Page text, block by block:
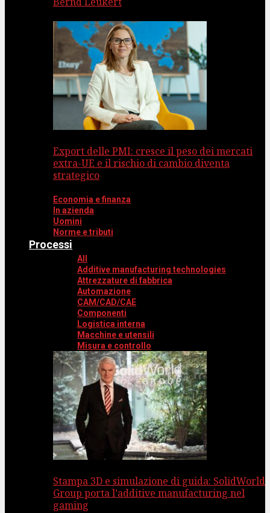
Export delle PMI: cresce il peso dei mercati
extra-UE e il rischio di cambio diventa
strategico
Economia e finanza
In azienda
Uomini
Norme e tributi
Processi
All
Additive manufacturing technologies
Attrezzature di fabbrica
Automazione
CAM/CAD/CAE
Componenti
Logistica interna
Macchine e utensili
Misura e controllo
Stampa 3D e simulazione di guida: SolidWorld
Group porta l’additive manufacturing nel
gaming